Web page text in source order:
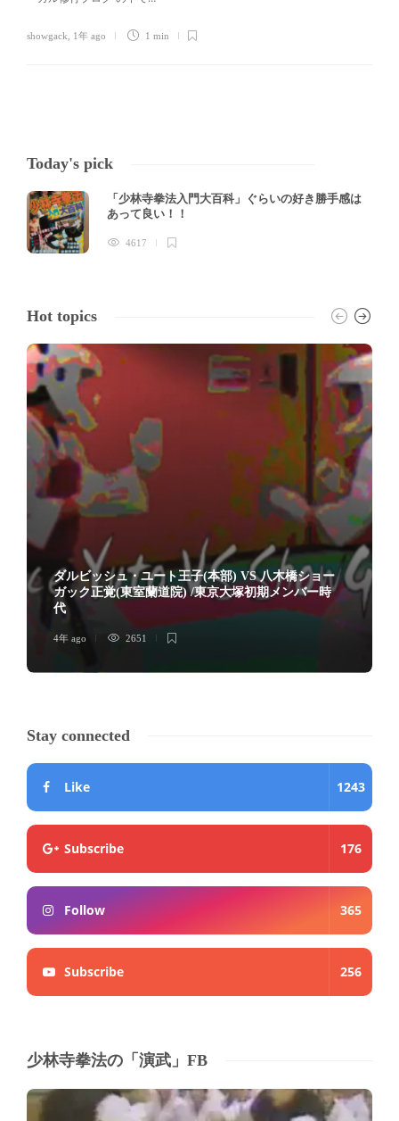
showgack 1年 ago 1 min
Today's pick
「少林寺拳法入門大百科」ぐらいの好き勝手感は
あって良い！！
4617
Hot topics
ダルビッシュ・ユート王子(本部) VS 八木橋ショー
ガック正覚(東室蘭道院) /東京大塚初期メンバー時
代
4年 ago 2651
Stay connected
Like 1243
Subscribe 176
Follow 365
Subscribe 256
少林寺拳法の「演武」FB